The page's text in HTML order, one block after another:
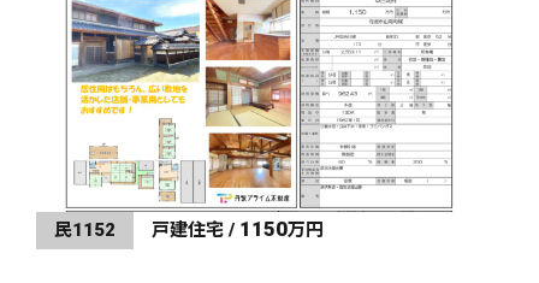
民1152 戸建住宅 / 1150万円